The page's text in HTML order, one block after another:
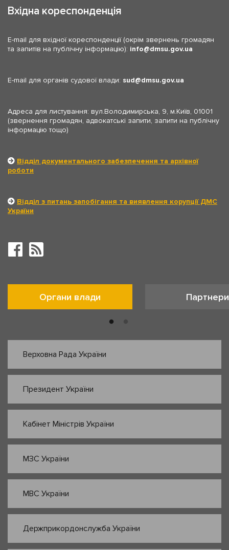
Вхідна кореспонденція
E-mail для вхідної кореспонденції (окрім звернень громадян
та запитів на публічну інформацію): info dmsu.gov.ua
E-mail для органів судової влади: sud dmsu.gov.ua
Адреса для листування: вул.Володимирська, 9, м.Київ, 01001
(звернення громадян, адвокатські запити, запити на публічну
інформацію тощо)
Відділ документального забезпечення та архівної
роботи
Відділ з питань запобігання та виявлення корупції ДМС
України
Органи влади Партнери
Верховна Рада України
Президент України
Кабінет Міністрів України
МЗС України
МВС України
Держприкордонслужба України